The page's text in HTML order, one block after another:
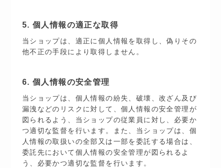
5. 個人情報の適正な取得
当ショップは、適正に個人情報を取得し、偽りその
他不正の手段により取得しません。
6. 個人情報の安全管理
当ショップは、個人情報の紛失、破壊、改ざん及び
漏洩などのリスクに対して、個人情報の安全管理が
図られるよう、当ショップの従業員に対し、必要か
つ適切な監督を行います。また、当ショップは、個
人情報の取扱いの全部又は一部を委託する場合は、
委託先において個人情報の安全管理が図られるよ
う、必要かつ適切な監督を行います。